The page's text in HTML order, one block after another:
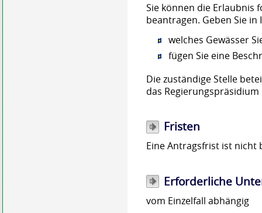
Sie können die Erlaubnis
beantragen. Geben Sie
welches Gewässer
fügen Sie eine
Die zuständige Stelle
das Regierungspräsidium
Fristen
Eine Antragsfrist ist nicht
Erforderliche
vom Einzelfall abhängig